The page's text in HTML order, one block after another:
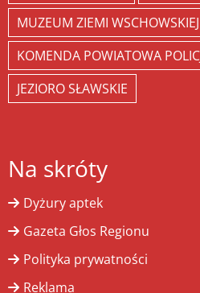
MUZEUM ZIEMI WSCHOWSKIEJ
KOMENDA POWIATOWA
JEZIORO SŁAWSKIE
Na skróty
Dyżury aptek
Gazeta Głos Regionu
Polityka prywatności
Reklama